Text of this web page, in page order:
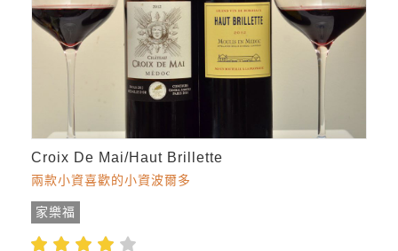
Croix De Mai/Haut Brillette
兩款小資喜歡的小資波爾多
家樂福